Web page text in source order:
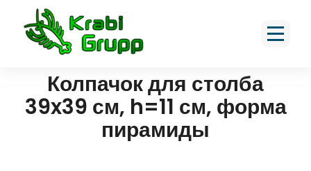
Колпачок для столба
39x39 см, h=11 см, форма
пирамиды